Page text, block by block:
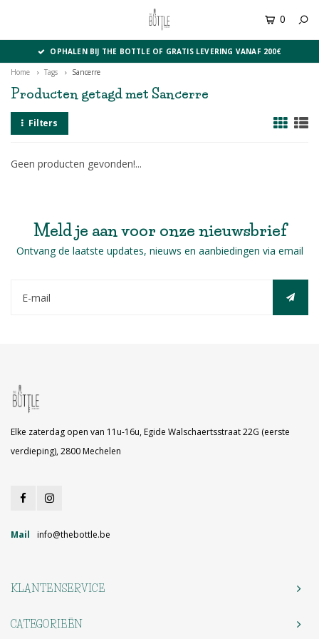
0
OPHALEN BIJ THE BOTTLE OF GRATIS LEVERING VANAF 200€
Home Tags Sancerre
Producten getagd met Sancerre
Filters
Geen producten gevonden!...
Meld je aan voor onze nieuwsbrief
Ontvang de laatste updates, nieuws en aanbiedingen via email
Elke zaterdag open van 11u-16u, Egide Walschaertsstraat 22G (eerste
verdieping), 2800 Mechelen
Mail info@thebottle.be
KLANTENSERVICE
CATEGORIEËN